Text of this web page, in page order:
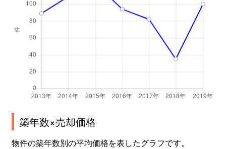
築年数×売却価格
物件の築年数別の平均価格を表したグラフです。